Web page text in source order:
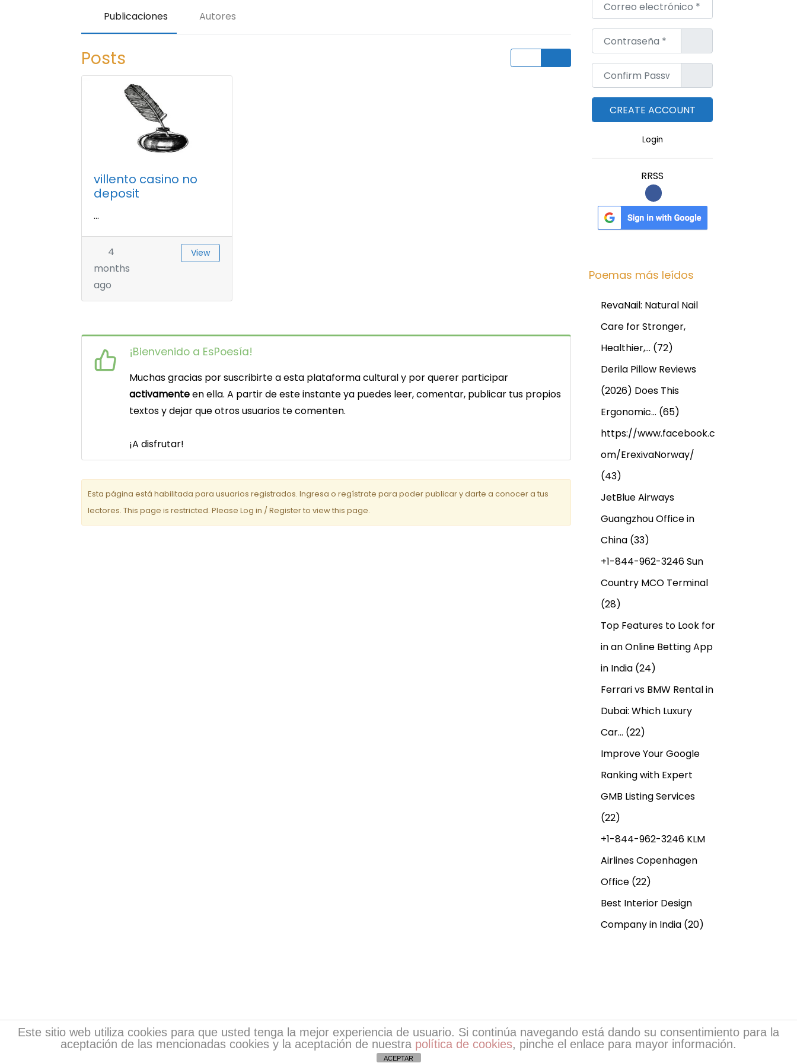
Publicaciones Autores
Posts
villento casino no
deposit
...
4
months
ago
View
¡Bienvenido a EsPoesía!
Muchas gracias por suscribirte a esta plataforma cultural y por querer participar
activamenteen ella. A partir de este instante ya puedes leer, comentar, publicar tus propios
textos y dejar que otros usuarios te comenten.
¡A disfrutar!
Esta página está habilitada para usuarios registrados. Ingresa o regístrate para poder publicar y darte a conocer a tus
lectores. This page is restricted. Please Log in / Register to view this page.
Contraseña*
Confirm Password
Login
RRSS
Poemas más leídos
RevaNail: Natural Nail
Care for Stronger,
Healthier,… (72)
Derila Pillow Reviews
(2026) Does This
Ergonomic… (65)
https://www.facebook.c
om/ErexivaNorway/
(43)
JetBlue Airways
Guangzhou Office in
China (33)
+1-844-962-3246 Sun
Country MCO Terminal
(28)
Top Features to Look for
in an Online Betting App
in India (24)
Ferrari vs BMW Rental in
Dubai: Which Luxury
Car… (22)
Improve Your Google
Ranking with Expert
GMB Listing Services
(22)
+1-844-962-3246 KLM
Airlines Copenhagen
Office (22)
Best Interior Design
Company in India (20)
Copyright © 2026Escritores de EsPoesía| Desarrollo de EsPoesia.com
Este sitio web utiliza cookies para que usted tenga la mejor experiencia de usuario. Si continúa navegando está dando su consentimiento para la
aceptación de las mencionadas cookies y la aceptación de nuestra política de cookies, pinche el enlace para mayor información.
ACEPTAR